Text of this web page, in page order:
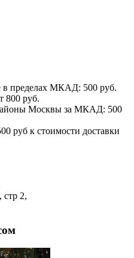
в пределах МКАД: 500 руб.
800 руб.
Москвы за МКАД: 500
руб к стоимости доставки
стр 2,